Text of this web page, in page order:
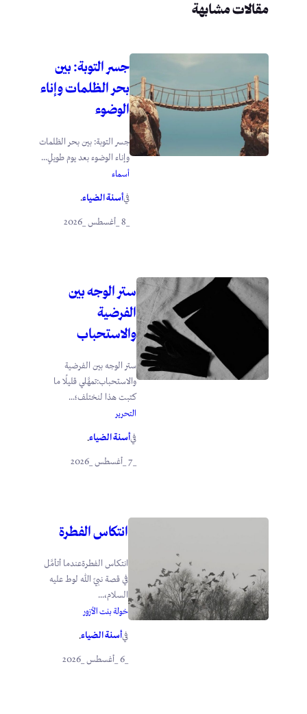
مقالات مشابهة
جسر التوبة: بين
بحر الظلمات وإناء
الوضوء
جسر التوبة: بين بحر الظلمات
وإناء الوضوء بعد يوم طويلٍ...
أسماء
فيأسنة الضياء.
ستر الوجه بين
الفرضية
والاستحباب
ستر الوجه بين الفرضية
والاستحباب:تمهَّلي قليلًا ما
كتبت هذا لنختلف؛...
التحرير
فيأسنة الضياء.
انتكاس الفطرة
انتكاس الفطرةعندما أتأمَّل
في قصة نبيّ الله لوط عليه
السلام،...
خولة بنت الأزور
فيأسنة الضياء.